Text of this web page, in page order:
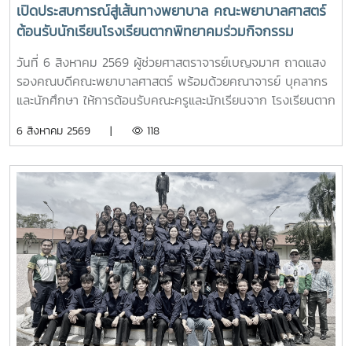
เปิดประสบการณ์สู่เส้นทางพยาบาล คณะพยาบาลศาสตร์
ต้อนรับนักเรียนโรงเรียนตากพิทยาคมร่วมกิจกรรม
"Future Nurse Portfolio"
วันที่ 6 สิงหาคม 2569 ผู้ช่วยศาสตราจารย์เบญจมาศ ถาดแสง
รองคณบดีคณะพยาบาลศาสตร์ พร้อมด้วยคณาจารย์ บุคลากร
และนักศึกษา ให้การต้อนรับคณะครูและนักเรียนจาก โรงเรียนตาก
ศึกษาต่อด้านพยาบาลศาสตร์ ณ ห้อง E403 ชั้น 4ในการนี้ ผู้
หลักสูตรพยาบาลศาสตร์ ได้แนะนำหลักสูตรพยาบาลศาสตร
บัณฑิต การจัดการเรียนการสอน การฝึกปฏิบัติ คุณสมบัติผู้
สมัคร และแนวทางการศึกษาต่อ เพื่อให้นักเรียนได้รับข้อมูลที่ถูก
ต้อง สามารถนำไปใช้ประกอบการวางแผนศึกษาต่อระดับ
อุดมศึกษาพร้อมกันนี้ ตัวแทนนักศึกษาพยาบาลชั้นปีที่ 4 ได้ร่วม
แลกเปลี่ยนประสบการณ์การเรียน การใช้ชีวิตในรั้วมหาวิทยาลัย
การฝึกงาน เพื่อสร้างแรงบันดาลใจให้กับน้องๆผ่านกิจกรรม
Student Talkช่วงท้ายของกิจกรรม คณะนักเรียนได้เยี่ยมชมห้อง
ปฏิบัติการพยาบาล ตามกิจกรรม “Future Nurse Portfolio”
6 สิงหาคม 2569 | 118